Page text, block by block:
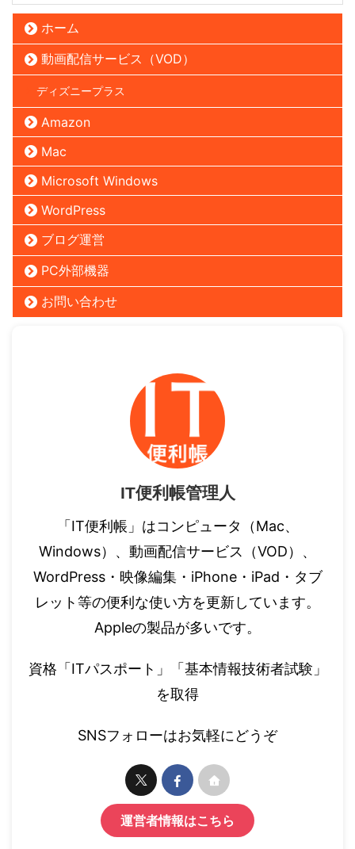
ホーム
動画配信サービス（VOD）
ディズニープラス
Amazon
Mac
Microsoft Windows
WordPress
ブログ運営
PC外部機器
お問い合わせ
IT便利帳管理人
「IT便利帳」はコンピュータ（Mac、
Windows）、動画配信サービス（VOD）、
WordPress・映像編集・iPhone・iPad・タブ
レット等の便利な使い方を更新しています。
Appleの製品が多いです。
資格「ITパスポート」「基本情報技術者試験」
を取得
SNSフォローはお気軽にどうぞ
運営者情報はこちら